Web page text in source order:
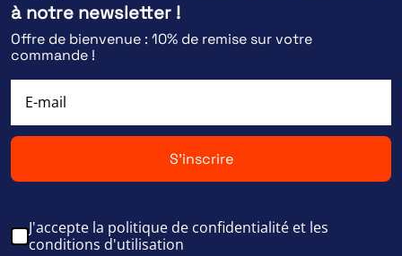
à notre newsletter !
Offre de bienvenue : 10% de remise sur votre
commande !
S'inscrire
J'accepte la politique de confidentialité et les
conditions d'utilisation